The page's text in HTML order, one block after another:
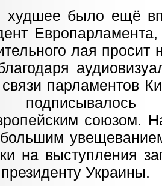
худшее было ещё
лая просит
парламентов
союзом.
на выступления
Украины.